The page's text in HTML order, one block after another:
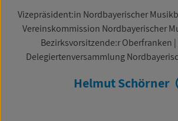
Vizepräsident:in Nordbayerischer
Vereinskommission Nordbayerischer
Bezirksvorsitzende:r Oberfranken |
Delegiertenversammlung
Helmut Schörner